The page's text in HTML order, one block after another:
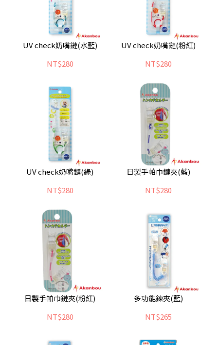
UV check奶嘴鏈(水藍)
NT$280
UV check奶嘴鏈(粉紅)
NT$280
UV check奶嘴鏈(綠)
NT$280
日製手帕巾鏈夾(藍)
NT$280
日製手帕巾鏈夾(粉紅)
NT$280
多功能鍊夾(藍)
NT$265